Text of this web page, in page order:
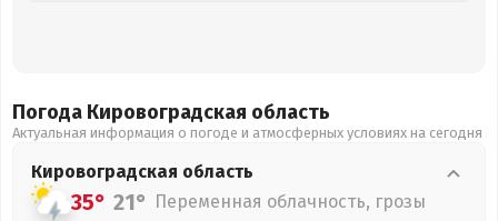
Погода Кировоградская область
Актуальная информация о погоде и атмосферных условиях на сегодня
Кировоградская область
35° 21° Переменная облачность, грозы